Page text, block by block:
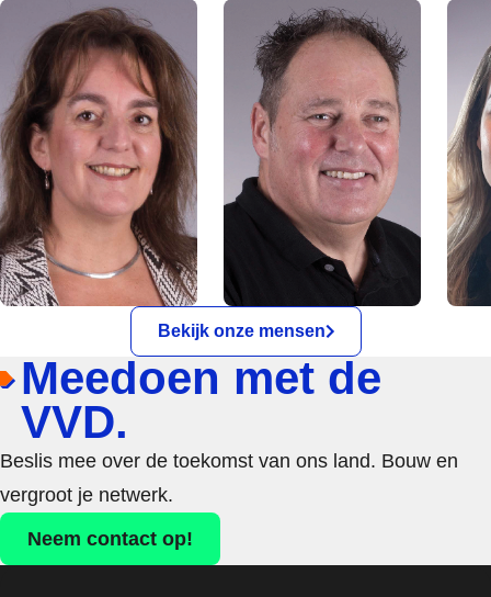
Bekijk onze mensen
Meedoen met de
VVD.
Beslis mee over de toekomst van ons land. Bouw en
vergroot je netwerk.
Neem contact op!